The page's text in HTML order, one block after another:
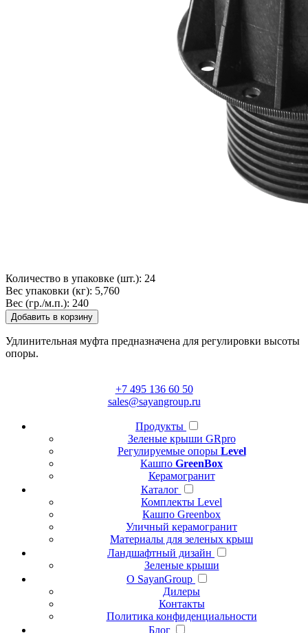
Количество в упаковке (шт.): 24
Вес упаковки (кг): 5,760
Вес (гр./м.п.): 240
Добавить в корзину
Удлинительная муфта предназначена для регулировки высоты
опоры.
+7 495 136 60 50
sales@sayangroup.ru
Продукты
Зеленые крыши GRpro
Регулируемые опоры Level
Кашпо GreenBox
Керамогранит
Каталог
Комплекты Level
Кашпо Greenbox
Уличный керамогранит
Материалы для зеленых крыш
Ландшафтный дизайн
Зеленые крыши
О SayanGroup
Дилеры
Контакты
Политика конфиденциальности
Блог